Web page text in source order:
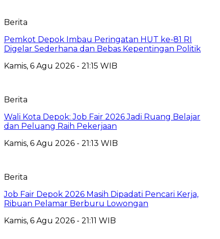
Berita
Pemkot Depok Imbau Peringatan HUT ke-81 RI
Digelar Sederhana dan Bebas Kepentingan Politik
Kamis, 6 Agu 2026 - 21:15 WIB
Berita
Wali Kota Depok: Job Fair 2026 Jadi Ruang Belajar
dan Peluang Raih Pekerjaan
Kamis, 6 Agu 2026 - 21:13 WIB
Berita
Job Fair Depok 2026 Masih Dipadati Pencari Kerja,
Ribuan Pelamar Berburu Lowongan
Kamis, 6 Agu 2026 - 21:11 WIB